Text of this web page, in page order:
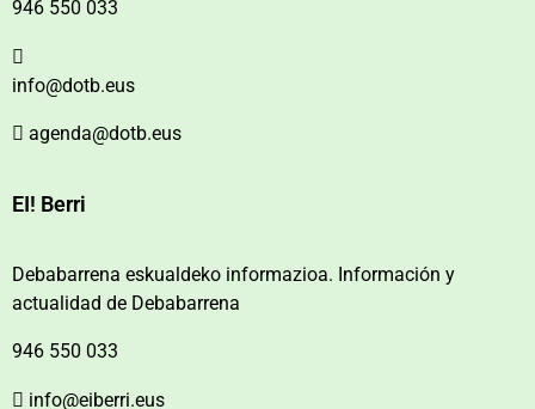
946 550 033
info@dotb.eus
agenda@dotb.eus
EI! Berri
Debabarrena eskualdeko informazioa. Información y
actualidad de Debabarrena
946 550 033
info@eiberri.eus